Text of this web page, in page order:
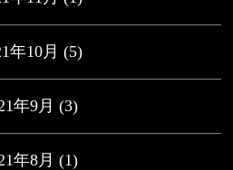
年10月 (5)
年9月 (3)
年8月 (1)